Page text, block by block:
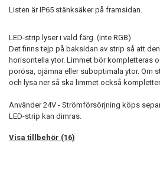
Listen är IP65 stänksäker på framsidan.
LED-strip lyser i vald färg. (inte RGB)
Det finns tejp på baksidan av strip så att
horisontella ytor. Limmet bör kompletteras
porösa, ojämna eller suboptimala ytor. Om
och lysa ner så ska limmet också
Använder 24V - Strömförsörjning köps
LED-strip kan dimras.
Visa tillbehör (16)